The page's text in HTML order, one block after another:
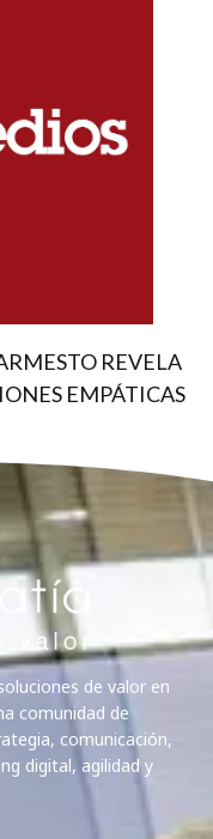
REVELA
EMPÁTICAS
de valor en
comunidad de
comunicación,
digital, agilidad y